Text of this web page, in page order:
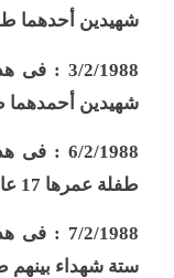
شهيدين أحدهما
3/2/1988 :
فى
شهيدين
6/2/1988 :
فى
طفلة عمرها 17 عاماً
7/2/1988 :
فى
ستة شهداء بينهم